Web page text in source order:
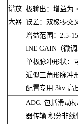
谱放
大器
极输出：增益为
误差：双极零交
增益范围：2.5-
INE GAIN（微调
单极脉冲形状：
近似三角形脉冲
配置专用 3kv 高
ADC: 包括滑动
器传输 积分非线